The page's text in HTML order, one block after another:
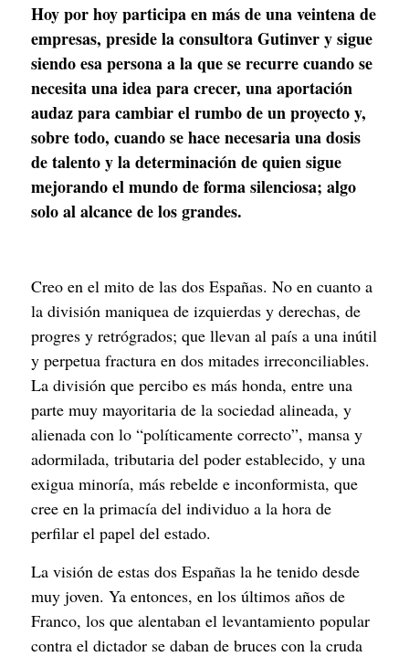
Hoy por hoy participa en más de una veintena de
empresas, preside la consultora Gutinver y sigue
siendo esa persona a la que se recurre cuando se
necesita una idea para crecer, una aportación
audaz para cambiar el rumbo de un proyecto y,
sobre todo, cuando se hace necesaria una dosis
de talento y la determinación de quien sigue
mejorando el mundo de forma silenciosa; algo
solo al alcance de los grandes.
Creo en el mito de las dos Españas. No en cuanto a
la división maniquea de izquierdas y derechas, de
progres y retrógrados; que llevan al país a una inútil
y perpetua fractura en dos mitades irreconciliables.
La división que percibo es más honda, entre una
parte muy mayoritaria de la sociedad alineada, y
alienada con lo “políticamente correcto”, mansa y
adormilada, tributaria del poder establecido, y una
exigua minoría, más rebelde e inconformista, que
cree en la primacía del individuo a la hora de
perfilar el papel del estado.
La visión de estas dos Españas la he tenido desde
muy joven. Ya entonces, en los últimos años de
Franco, los que alentaban el levantamiento popular
contra el dictador se daban de bruces con la cruda